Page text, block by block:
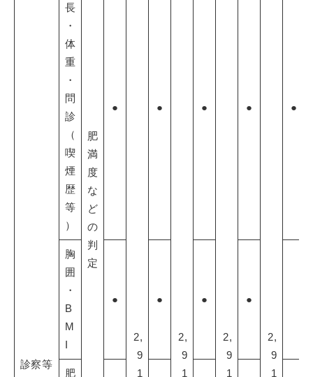
診察等
長
・
体
重
・
問
診
（
喫
煙
歴
等
）
肥
満
度
な
ど
の
判
定
●
2,
9
1
●
2,
9
1
●
2,
9
1
●
2,
9
1
●
胸
囲
・
B
M
I
● ● ● ●
肥